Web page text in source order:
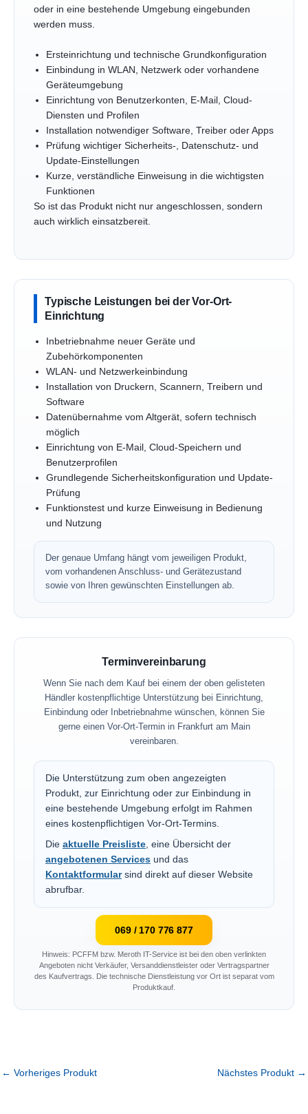
oder in eine bestehende Umgebung eingebunden
werden muss.
Ersteinrichtung und technische Grundkonfiguration
Einbindung in WLAN, Netzwerk oder vorhandene
Geräteumgebung
Einrichtung von Benutzerkonten, E-Mail, Cloud-
Diensten und Profilen
Installation notwendiger Software, Treiber oder Apps
Prüfung wichtiger Sicherheits-, Datenschutz- und
Update-Einstellungen
Kurze, verständliche Einweisung in die wichtigsten
Funktionen
So ist das Produkt nicht nur angeschlossen, sondern
auch wirklich einsatzbereit.
Typische Leistungen bei der Vor-Ort-
Einrichtung
Inbetriebnahme neuer Geräte und
Zubehörkomponenten
WLAN- und Netzwerkeinbindung
Installation von Druckern, Scannern, Treibern und
Software
Datenübernahme vom Altgerät, sofern technisch
möglich
Einrichtung von E-Mail, Cloud-Speichern und
Benutzerprofilen
Grundlegende Sicherheitskonfiguration und Update-
Prüfung
Funktionstest und kurze Einweisung in Bedienung
und Nutzung
Der genaue Umfang hängt vom jeweiligen Produkt,
vom vorhandenen Anschluss- und Gerätezustand
sowie von Ihren gewünschten Einstellungen ab.
Terminvereinbarung
Wenn Sie nach dem Kauf bei einem der oben gelisteten
Händler kostenpflichtige Unterstützung bei Einrichtung,
Einbindung oder Inbetriebnahme wünschen, können Sie
gerne einen Vor-Ort-Termin in Frankfurt am Main
vereinbaren.
Die Unterstützung zum oben angezeigten
Produkt, zur Einrichtung oder zur Einbindung in
eine bestehende Umgebung erfolgt im Rahmen
eines kostenpflichtigen Vor-Ort-Termins.
Die aktuelle Preisliste , eine Übersicht der
angebotenen Services und das
Kontaktformularsind direkt auf dieser Website
abrufbar.
069 / 170 776 877
Hinweis: PCFFM bzw. Meroth IT-Service ist bei den oben verlinkten
Angeboten nicht Verkäufer, Versanddienstleister oder Vertragspartner
des Kaufvertrags. Die technische Dienstleistung vor Ort ist separat vom
Produktkauf.
← Vorheriges Produkt Nächstes Produkt →